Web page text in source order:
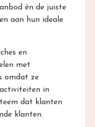
én de juiste
aan hun ideale
en
met
omdat ze
in
dat klanten
klanten.